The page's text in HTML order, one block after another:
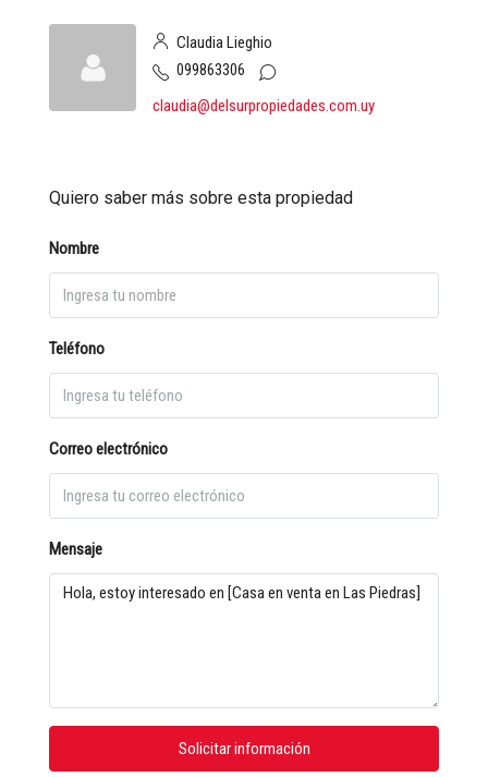
Claudia Lieghio
099863306
claudia@delsurpropiedades.com.uy
Quiero saber más sobre esta propiedad
Nombre
Teléfono
Correo electrónico
Mensaje
Solicitar información